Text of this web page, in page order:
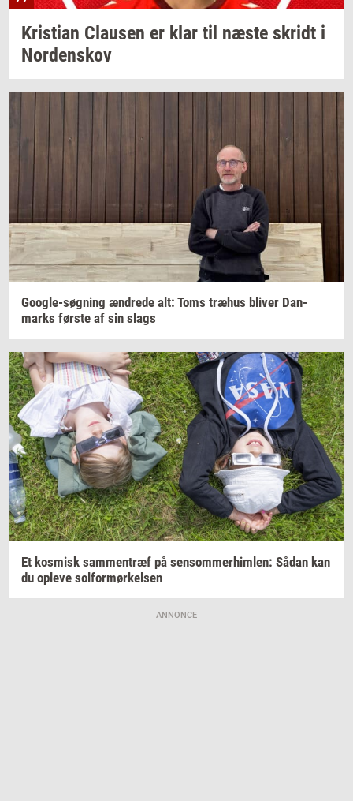
Kri­sti­an Clau­sen er klar til næste skridt i
Nor­denskov
Google-​søgning æn­dre­de alt: Toms træhus bli­ver Dan­
marks før­ste af sin slags
Et kos­misk sam­men­træf på sen­som­mer­him­len: Sådan kan
du op­le­ve sol­for­mør­kel­sen
ANNONCE